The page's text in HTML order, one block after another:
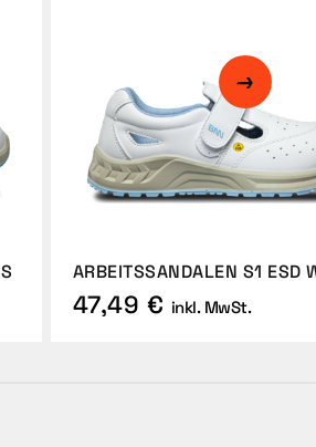
ARBEITSSANDALEN S1 ESD
47,49 € inkl. MwSt.